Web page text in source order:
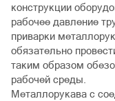
конструкции
рабочее давление
приварки
обязательно
таким образом
рабочей среды.
Металлорукава с